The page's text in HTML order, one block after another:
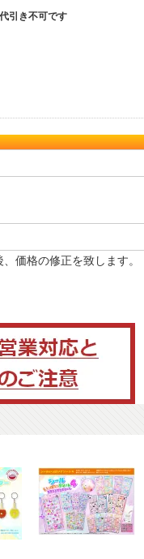
引き不可です
価格の修正を致します。